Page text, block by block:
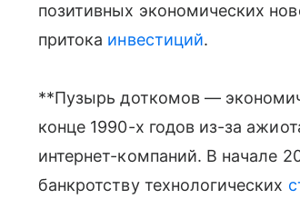
позитивных экономических
притока инвестиций.
**Пузырь доткомов —
конце 1990-х годов из-за
интернет-компаний. В начале
банкротству технологических